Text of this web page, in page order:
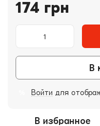
174 грн
В
Войти для
В избранное